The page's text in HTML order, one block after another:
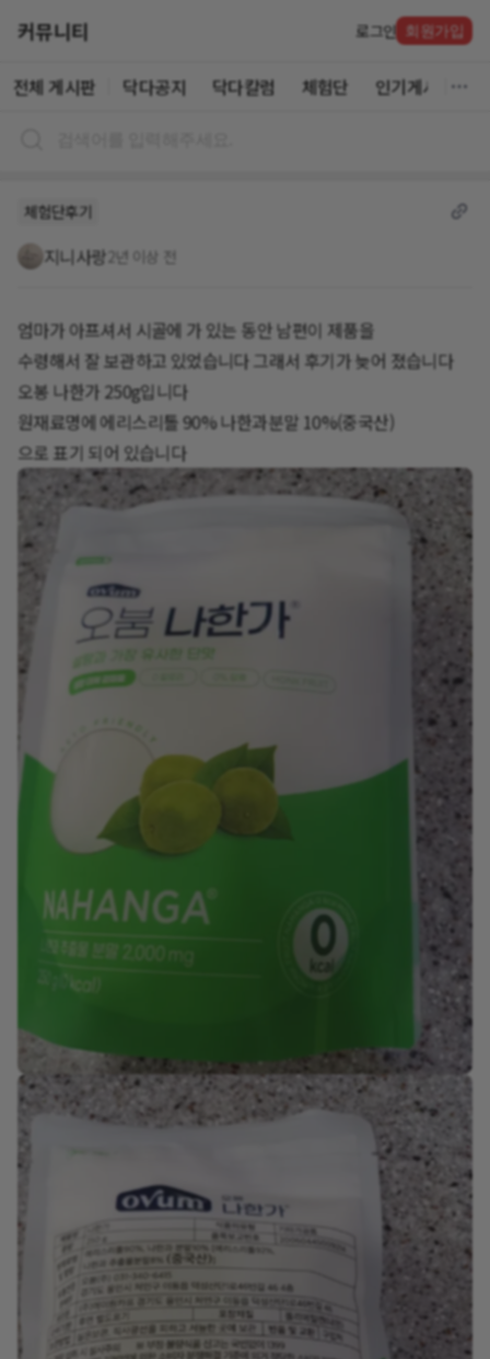
커뮤니티 로그인 회원가입
전체 게시판 닥다공지 닥다칼럼 체험단 인기게시글
체험단후기
지니사랑2년 이상 전
엄마가 아프셔서 시골에 가 있는 동안 남편이 제품을
수령해서 잘 보관하고 있었습니다 그래서 후기가 늦어 졌습니다
오봉 나한가 250g입니다
원재료명에 에리스리톨 90% 나한과분말 10%(중국산)
으로 표기 되어 있습니다